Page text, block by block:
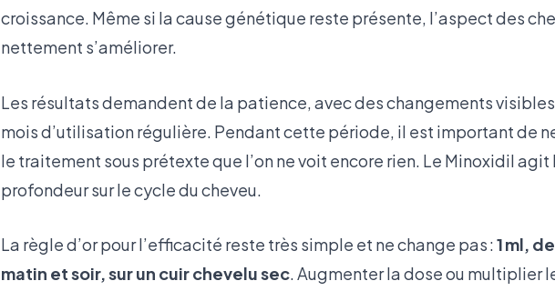
croissance. Même si la cause génétique reste présente, l’aspect des
nettement s’améliorer.
Les résultats demandent de la patience, avec des changements
mois d’utilisation régulière. Pendant cette période, il est important de
le traitement sous prétexte que l’on ne voit encore rien. Le Minoxidil
profondeur sur le cycle du cheveu.
La règle d’or pour l’efficacité reste très simple et ne change pas :1 ml,
matin et soir, sur un cuir chevelu sec. Augmenter la dose ou multiplier